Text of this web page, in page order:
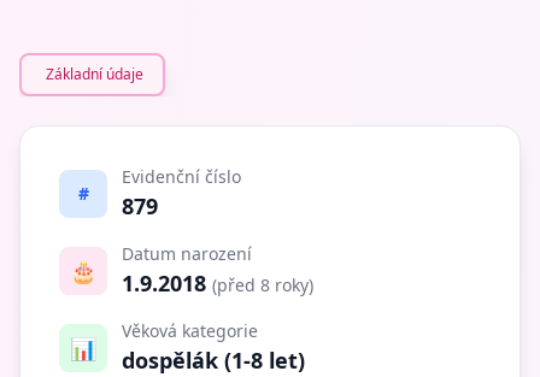
Základní údaje
#
Evidenční číslo
879
🎂
Datum narození
1.9.2018 (před 8 roky)
📊
Věková kategorie
dospělák (1-8 let)